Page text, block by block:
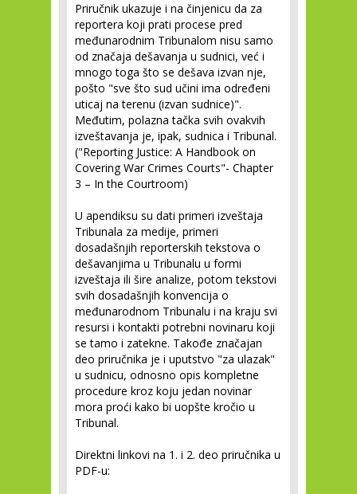
Priručnik ukazuje i na činjenicu da za
reportera koji prati procese pred
međunarodnim Tribunalom nisu samo
od značaja dešavanja u sudnici, već i
mnogo toga što se dešava izvan nje,
pošto "sve što sud učini ima određeni
uticaj na terenu (izvan sudnice)".
Međutim, polazna tačka svih ovakvih
izveštavanja je, ipak, sudnica i Tribunal.
("Reporting Justice: A Handbook on
Covering War Crimes Courts"- Chapter
3 – In the Courtroom)
U apendiksu su dati primeri izveštaja
Tribunala za medije, primeri
dosadašnjih reporterskih tekstova o
dešavanjima u Tribunalu u formi
izveštaja ili šire analize, potom tekstovi
svih dosadašnjih konvencija o
međunarodnom Tribunalu i na kraju svi
resursi i kontakti potrebni novinaru koji
se tamo i zatekne. Takođe značajan
deo priručnika je i uputstvo "za ulazak"
u sudnicu, odnosno opis kompletne
procedure kroz koju jedan novinar
mora proći kako bi uopšte kročio u
Tribunal.
Direktni linkovi na 1. i 2. deo priručnika u
PDF-u: